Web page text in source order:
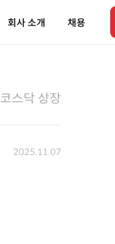
회사 소개 채용
코스닥 상장
2025.11.07